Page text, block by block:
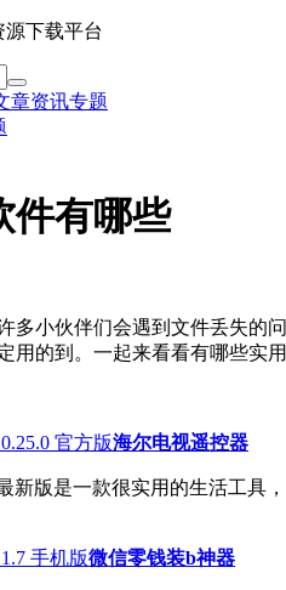
下载平台
章资讯专题
件有哪些
多小伙伴们会遇到文件丢失的
用的到。一起来看看有哪些实
海尔电视遥控器
新版是一款很实用的生活工具
微信零钱装b神器